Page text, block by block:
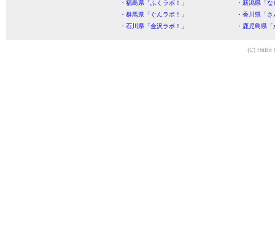
・福島県「ふくラボ！」
・新潟県「
・群馬県「ぐんラボ！」
・香川県「
・石川県「金沢ラボ！」
・鹿児島県
(C) HitBit